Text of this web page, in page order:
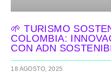
🌱 TURISMO
COLOMBIA:
CON ADN
18 AGOSTO, 2025